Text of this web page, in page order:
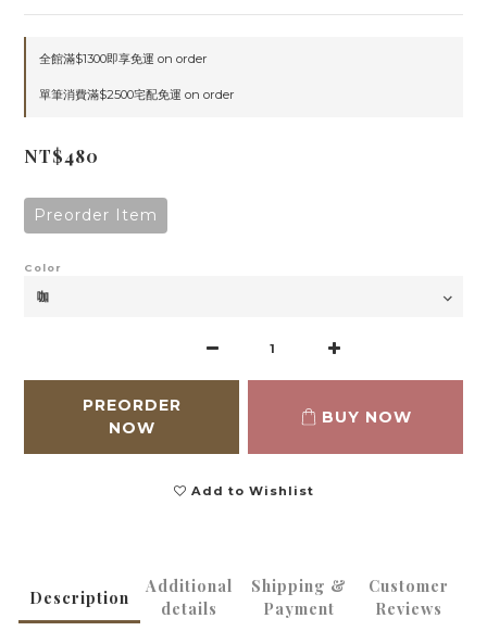
全館滿$1300即享免運 on order
單筆消費滿$2500宅配免運 on order
NT$480
Preorder Item
Color
PREORDER
NOW
BUY NOW
Add to Wishlist
Description
Additional
details
Shipping &
Payment
Customer
Reviews